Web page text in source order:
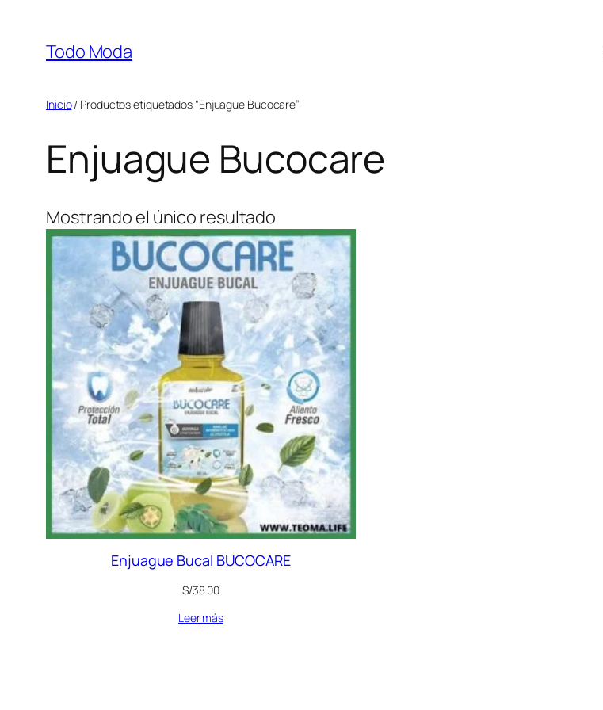
contenido
Todo Moda
Inicio/ Productos etiquetados “Enjuague Bucocare”
Enjuague Bucocare
Mostrando el único resultado
Enjuague Bucal BUCOCARE
S/38.00
Leer más